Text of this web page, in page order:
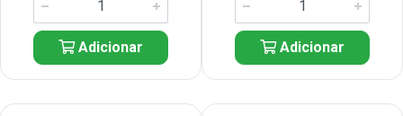
Adicionar Adicionar